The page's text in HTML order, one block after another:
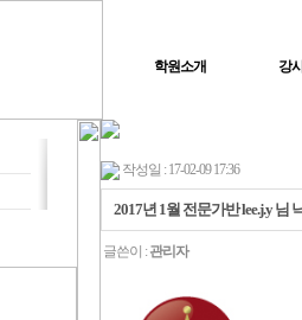
학원소개 강
작성일 : 17-02-09 17:36
2017년 1월 전문가반 lee.j.y 님
글쓴이 : 관리자